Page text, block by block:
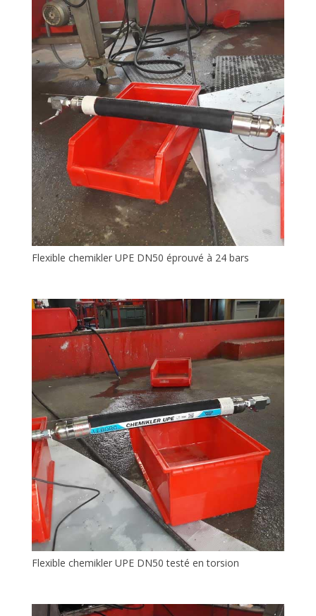
Flexible chemikler UPE DN50 éprouvé à 24 bars
Flexible chemikler UPE DN50 testé en torsion